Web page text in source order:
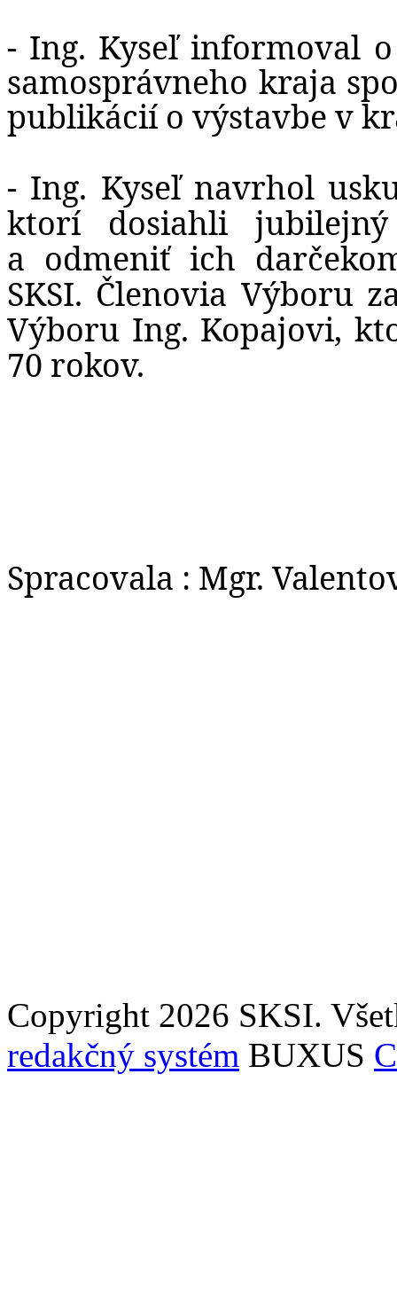
- Ing. Kyseľ informoval
samosprávneho kraja
publikácií o výstavbe v
- Ing. Kyseľ navrhol
ktorí dosiahli
a odmeniť ich
SKSI. Členovia Výboru
Výboru Ing. Kopajovi,
70 rokov.
Spracovala : Mgr.
Copyright 2026 SKSI.
redakčný systém BUXUS